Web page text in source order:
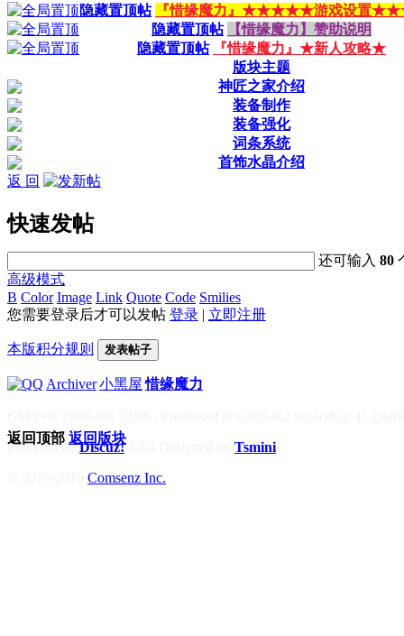
隐藏置顶帖
『惜缘魔力』★★★★★游戏设置
隐藏置顶帖
【惜缘魔力】赞助说明
隐藏置顶帖
『惜缘魔力』★新人攻略★
版块主题
神匠之家介绍
装备制作
装备强化
词条系统
首饰水晶介绍
返 回
快速发帖
还可输入80
高级模式
B Color Image Link Quote Code Smilies
您需要登录后才可以发帖 登录 | 立即注册
本版积分规则 发表帖子
Archiver|小黑屋|惜缘魔力
Powered byDiscuz!
Tsmini
Comsenz Inc.
返回顶部 返回版块